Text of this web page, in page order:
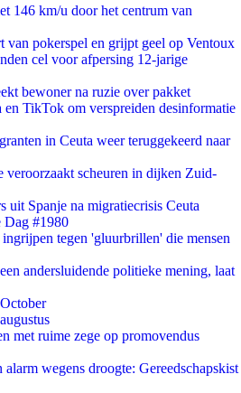
146 km/u door het centrum van
van pokerspel en grijpt geel op Ventoux
cel voor afpersing 12-jarige
bewoner na ruzie over pakket
TikTok om verspreiden desinformatie
in Ceuta weer teruggekeerd naar
veroorzaakt scheuren in dijken Zuid-
uit Spanje na migratiecrisis Ceuta
Dag #1980
tegen 'gluurbrillen' die mensen
andersluidende politieke mening, laat
met ruime zege op promovendus
alarm wegens droogte: Gereedschapskist